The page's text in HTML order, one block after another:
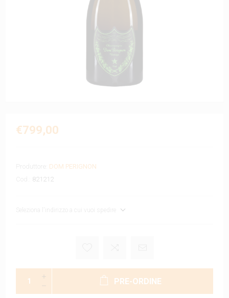
€799,00
Produttore:
DOM PERIGNON
821212
Seleziona l'indirizzo a cui vuoi spedire
PRE-ORDINE